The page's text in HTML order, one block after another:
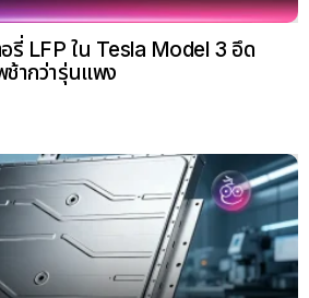
รี่ LFP ใน Tesla Model 3 อึด
ช้ากว่ารุ่นแพง